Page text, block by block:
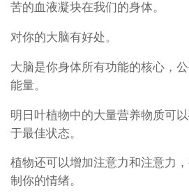
苦的血液凝块在我们的身体。
对你的大脑有好处。
大脑是你身体所有功能的核心，
能量。
明日叶植物中的大量营养物质可
于最佳状态。
植物还可以增加注意力和注意力
制你的情绪。